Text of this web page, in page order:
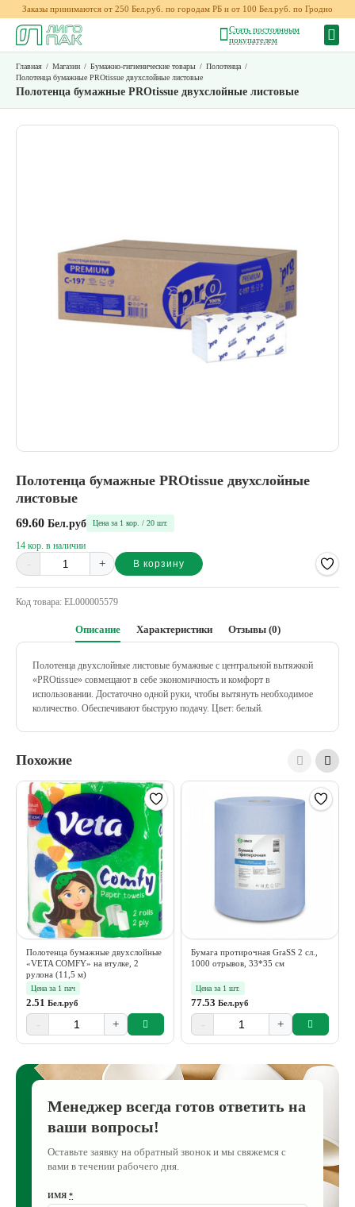
Заказы принимаются от 250 Бел.руб. по городам РБ и от 100 Бел.руб. по Гродно
Стать постоянным
покупателем
Главная / Магазин / Бумажно-гигиенические товары / Полотенца /
Полотенца бумажные PROtissue двухслойные листовые
Полотенца бумажные PROtissue двухслойные листовые
Полотенца бумажные PROtissue двухслойные
листовые
69.60 Бел.руб Цена за 1 кор. / 20 шт.
14 кор. в наличии
- + В корзину
Alternative:
Код товара: EL000005579
Описание Характеристики Отзывы (0)
Полотенца двухслойные листовые бумажные с центральной вытяжкой
«PROtissue» совмещают в себе экономичность и комфорт в
использовании. Достаточно одной руки, чтобы вытянуть необходимое
количество. Обеспечивают быструю подачу. Цвет: белый.
Похожие
Полотенца бумажные двухслойные
«VETA COMFY» на втулке, 2
рулона (11,5 м)
Цена за 1 пач
2.51 Бел.руб
- +
Бумага протирочная GraSS 2 сл.,
1000 отрывов, 33*35 см
Цена за 1 шт.
77.53 Бел.руб
- +
Менеджер всегда готов ответить на
ваши вопросы!
Оставьте заявку на обратный звонок и мы свяжемся с
вами в течении рабочего дня.
ИМЯ *